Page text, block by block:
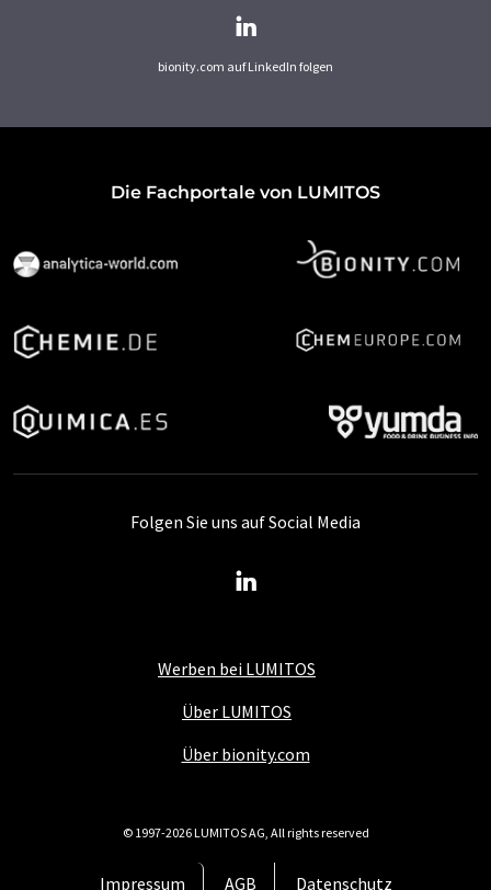
bionity.com auf LinkedIn folgen
Die Fachportale von LUMITOS
Werben bei LUMITOS
Über LUMITOS
Über bionity.com
Impressum AGB Datenschutz
Folgen Sie uns auf Social Media
© 1997-2026 LUMITOS AG, All rights reserved